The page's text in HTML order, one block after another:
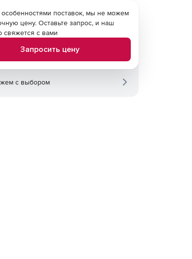
особенностями поставок, мы не можем
цену. Оставьте запрос, и наш
свяжется с вами
Запросить цену
с выбором